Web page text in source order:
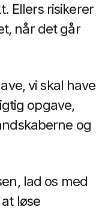
Ellers risikerer
når det går
vi skal have
opgave,
og
lad os med
løse